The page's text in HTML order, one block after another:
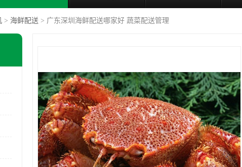
> 海鲜配送 > 广东深圳海鲜配送哪家好 蔬菜配送管理